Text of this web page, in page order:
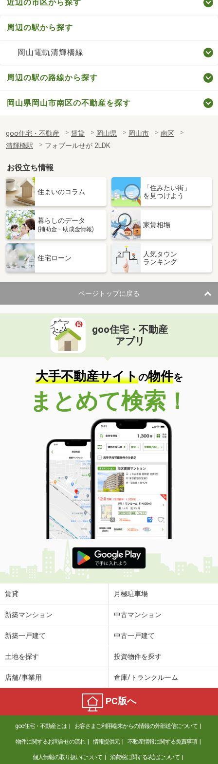
近辺の市区から探す
周辺の駅から探す
岡山電軌清輝橋線
周辺の駅の路線から探す
岡山県岡山市南区の不動産を探す
goo住宅・不動産 賃貸 岡山県 岡山市
南区
清輝橋駅
フォブールせが 2LDK
お役立ち情報
住まいのコラム
「住みたい街」
を見つけよう
暮らしのデータ
(補助金・助成金情報)
家賃相場
住宅ローン
人気タウン
ランキング
ページトップに戻る
goo住宅・不動産
アプリ
大手不動産サイトの物件を
まとめて検索！
賃貸 月極駐車場
新築マンション 中古マンション
新築一戸建て 中古一戸建て
土地を探す 投資物件を探す
店舗/事業用 倉庫/トランクルーム
PC版へ
goo住宅・不動産とは お客さまご利用端末からの情報の外部送信について
物件に関するお問合せの流れ 情報提供元 不動産情報に関する免責事項
個人情報の取り扱いについて 消費税に関する表記について